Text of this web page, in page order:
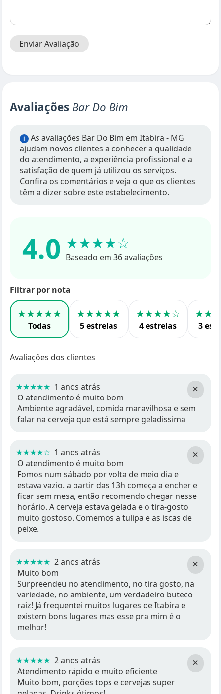
Enviar Avaliação
Avaliações Bar Do Bim
i
As avaliações Bar Do Bim em Itabira - MG
ajudam novos clientes a conhecer a qualidade
do atendimento, a experiência profissional e a
satisfação de quem já utilizou os serviços.
Confira os comentários e veja o que os clientes
têm a dizer sobre este estabelecimento.
4.0 ★★★★☆
Baseado em 36 avaliações
Filtrar por nota
★★★★★
Todas
★★★★★
5 estrelas
★★★★☆
4 estrelas 3
Avaliações dos clientes
×
★★★★★ 1 anos atrás
O atendimento é muito bom
Ambiente agradável, comida maravilhosa e sem
falar na cerveja que está sempre geladissima
×
★★★★☆ 1 anos atrás
O atendimento é muito bom
Fomos num sábado por volta de meio dia e
estava vazio. a partir das 13h começa a encher e
ficar sem mesa, então recomendo chegar nesse
horário. A cerveja estava gelada e o tira-gosto
muito gostoso. Comemos a tulipa e as iscas de
peixe.
×
★★★★★ 2 anos atrás
Muito bom
Surpreendeu no atendimento, no tira gosto, na
variedade, no ambiente, um verdadeiro buteco
raiz! Já frequentei muitos lugares de Itabira e
existem bons lugares mas esse pra mim é o
melhor!
×
★★★★★ 2 anos atrás
Atendimento rápido e muito eficiente
Muito bom, porções tops e cervejas super